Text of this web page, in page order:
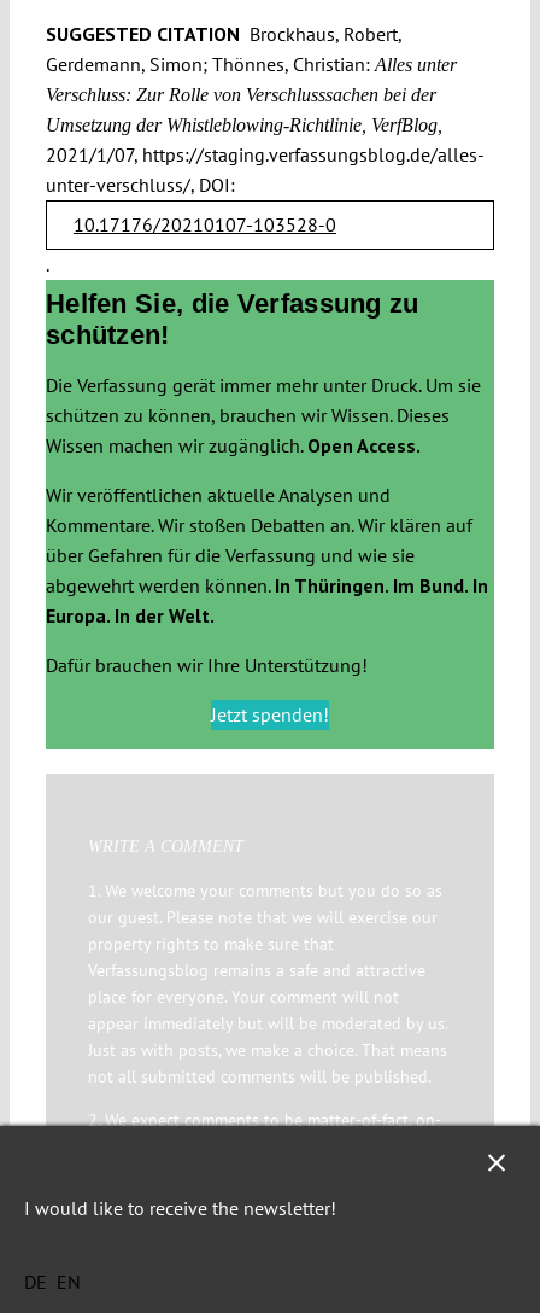
SUGGESTED CITATION Brockhaus, Robert,
Gerdemann, Simon; Thönnes, Christian:Alles unter
Verschluss: Zur Rolle von Verschlusssachen bei der
Umsetzung der Whistleblowing-Richtlinie, VerfBlog,
2021/1/07, https://staging.verfassungsblog.de/alles-
unter-verschluss/, DOI:
10.17176/20210107-103528-0
.
Helfen Sie, die Verfassung zu
schützen!
Die Verfassung gerät immer mehr unter Druck. Um sie
schützen zu können, brauchen wir Wissen. Dieses
Wissen machen wir zugänglich. Open Access.
Wir veröffentlichen aktuelle Analysen und
Kommentare. Wir stoßen Debatten an. Wir klären auf
über Gefahren für die Verfassung und wie sie
abgewehrt werden können. In Thüringen. Im Bund. In
Europa. In der Welt.
Dafür brauchen wir Ihre Unterstützung!
Jetzt spenden!
WRITE A COMMENT
1. We welcome your comments but you do so as
our guest. Please note that we will exercise our
property rights to make sure that
Verfassungsblog remains a safe and attractive
place for everyone. Your comment will not
appear immediately but will be moderated by us.
Just as with posts, we make a choice. That means
not all submitted comments will be published.
2. We expect comments to be matter-of-fact, on-
3. Racist, sexist and otherwise discriminatory
I would like to receive the newsletter!
DE EN